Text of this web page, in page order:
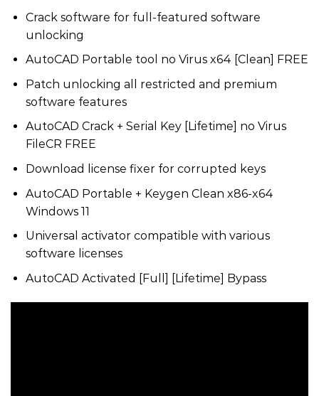
Crack software for full-featured software
unlocking
AutoCAD Portable tool no Virus x64 [Clean] FREE
Patch unlocking all restricted and premium
software features
AutoCAD Crack + Serial Key [Lifetime] no Virus
FileCR FREE
Download license fixer for corrupted keys
AutoCAD Portable + Keygen Clean x86-x64
Windows 11
Universal activator compatible with various
software licenses
AutoCAD Activated [Full] [Lifetime] Bypass